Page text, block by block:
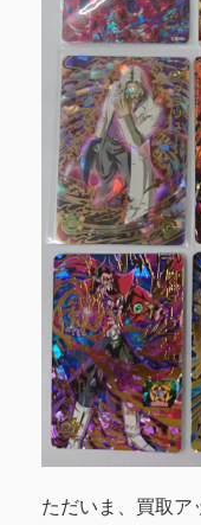
ただいま、買取ア